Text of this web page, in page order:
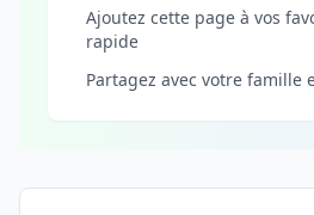
Ajoutez cette page à vos
rapide
Partagez avec votre famille